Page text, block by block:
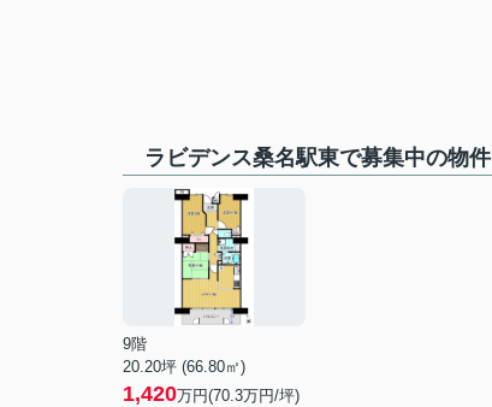
ラビデンス桑名駅東で募集中の物件
9階
20.20坪 (66.80㎡)
1,420万円(70.3万円/坪)